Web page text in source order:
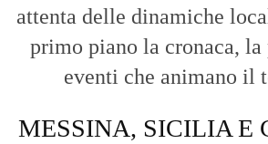
attenta delle dinamiche
primo piano la cronaca,
eventi che animano il
MESSINA, SICILIA E